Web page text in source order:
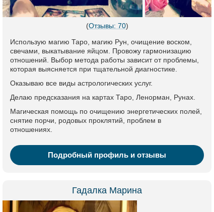
(Отзывы: 70)
Использую магию Таро, магию Рун, очищение воском,
свечами, выкатывание яйцом. Провожу гармонизацию
отношений. Выбор метода работы зависит от проблемы,
которая выясняется при тщательной диагностике.
Оказываю все виды астрологических услуг.
Делаю предсказания на картах Таро, Ленорман, Рунах.
Магическая помощь по очищению энергетических полей,
снятие порчи, родовых проклятий, проблем в
отношениях.
Подробный профиль и отзывы
Гадалка Марина